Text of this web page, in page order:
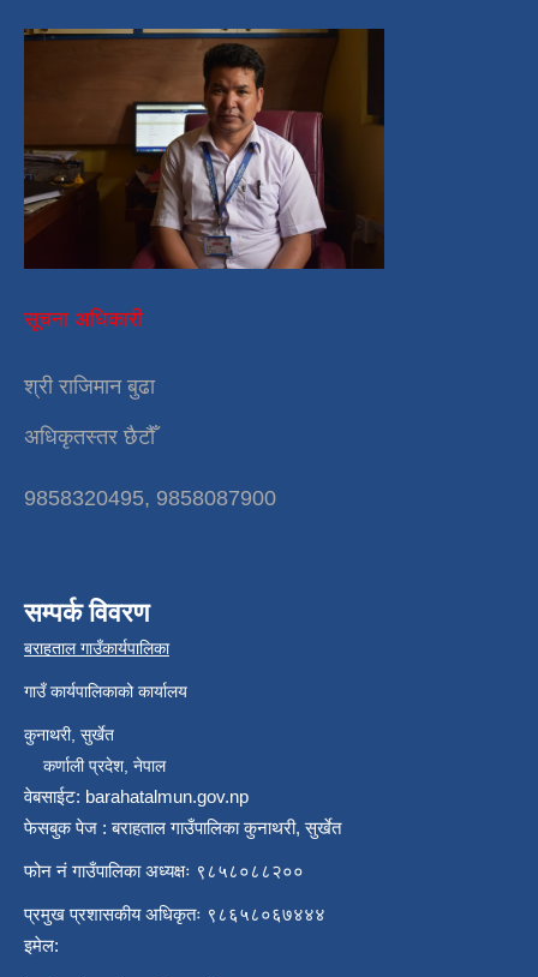
सूचना अधिकारी
श्री राजिमान बुढा
अधिकृतस्तर छैटौँ
9858320495, 9858087900
सम्पर्क विवरण
बराहताल गाउँकार्यपालिका
गाउँ कार्यपालिकाको कार्यालय
कुनाथरी, सुर्खेत
कर्णाली प्रदेश, नेपाल
वेबसाईट: barahatalmun.gov.np
फेसबुक पेज : बराहताल गाउँपालिका कुनाथरी, सुर्खेत
फोन नं गाउँपालिका अध्यक्षः ९८५८०८८२००
प्रमुख प्रशासकीय अधिकृतः ९८६५८०६७४४४
इमेल: